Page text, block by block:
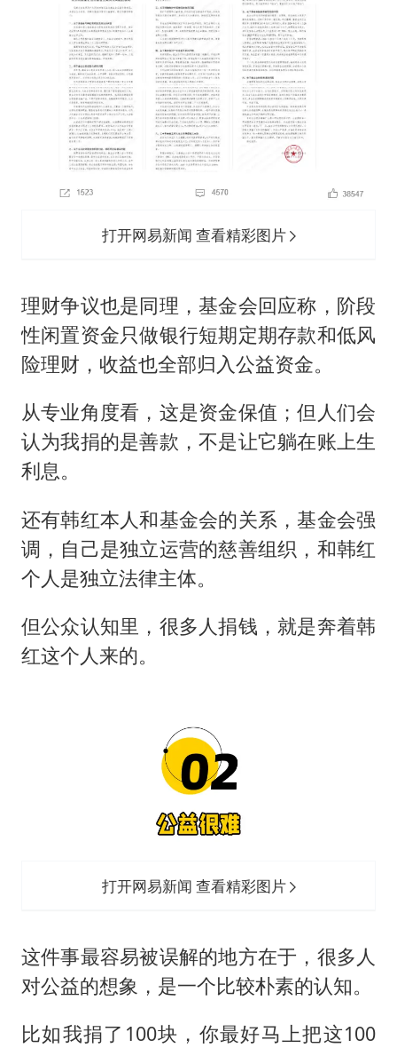
打开网易新闻 查看精彩图片
理财争议也是同理，基金会回应称，阶段
性闲置资金只做银行短期定期存款和低风
险理财，收益也全部归入公益资金。
从专业角度看，这是资金保值；但人们会
认为我捐的是善款，不是让它躺在账上生
利息。
还有韩红本人和基金会的关系，基金会强
调，自己是独立运营的慈善组织，和韩红
个人是独立法律主体。
但公众认知里，很多人捐钱，就是奔着韩
红这个人来的。
打开网易新闻 查看精彩图片
这件事最容易被误解的地方在于，很多人
对公益的想象，是一个比较朴素的认知。
比如我捐了100块，你最好马上把这100